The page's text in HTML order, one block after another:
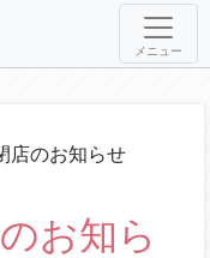
メニュー
店のお知らせ
お知ら